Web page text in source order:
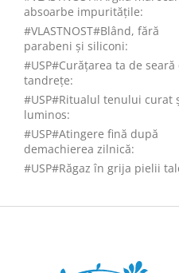
absoarbe impuritățile:
#VLASTNOST#Blând, fără
parabeni și siliconi:
#USP#Curățarea ta de seară
tandrețe:
#USP#Ritualul tenului curat
luminos:
#USP#Atingere fină după
demachierea zilnică:
#USP#Răgaz în grija pielii
S